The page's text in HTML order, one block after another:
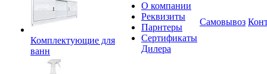
Комплектующие для
ванн
О компании
Реквизиты
Парнтеры
Сертификаты
Дилера
Самовывоз